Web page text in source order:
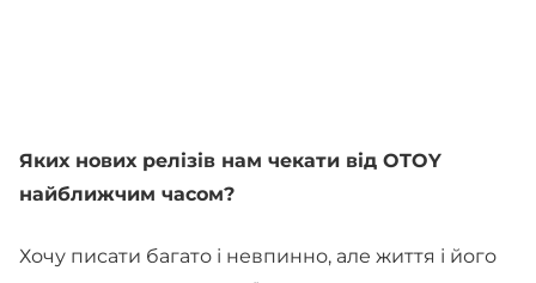
Яких нових релізів нам чекати від OTOY
найближчим часом?
Хочу писати багато і невпинно, але життя і його